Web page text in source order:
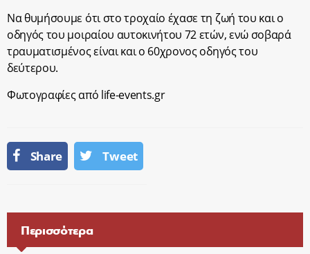
Να θυμήσουμε ότι στο τροχαίο έχασε τη ζωή του και ο
οδηγός του μοιραίου αυτοκινήτου 72 ετών, ενώ σοβαρά
τραυματισμένος είναι και ο 60χρονος οδηγός του
δεύτερου.
Φωτογραφίες από life-events.gr
Share Tweet
Περισσότερα